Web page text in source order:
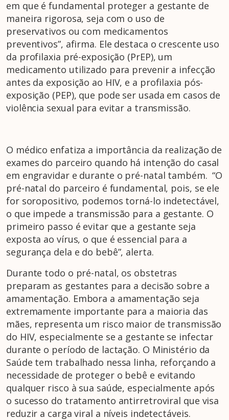
em que é fundamental proteger a gestante de
maneira rigorosa, seja com o uso de
preservativos ou com medicamentos
preventivos”, afirma. Ele destaca o crescente uso
da profilaxia pré-exposição (PrEP), um
medicamento utilizado para prevenir a infecção
antes da exposição ao HIV, e a profilaxia pós-
exposição (PEP), que pode ser usada em casos de
violência sexual para evitar a transmissão.
O médico enfatiza a importância da realização de
exames do parceiro quando há intenção do casal
em engravidar e durante o pré-natal também. “O
pré-natal do parceiro é fundamental, pois, se ele
for soropositivo, podemos torná-lo indetectável,
o que impede a transmissão para a gestante. O
primeiro passo é evitar que a gestante seja
exposta ao vírus, o que é essencial para a
segurança dela e do bebê”, alerta.
Durante todo o pré-natal, os obstetras
preparam as gestantes para a decisão sobre a
amamentação. Embora a amamentação seja
extremamente importante para a maioria das
mães, representa um risco maior de transmissão
do HIV, especialmente se a gestante se infectar
durante o período de lactação. O Ministério da
Saúde tem trabalhado nessa linha, reforçando a
necessidade de proteger o bebê e evitando
qualquer risco à sua saúde, especialmente após
o sucesso do tratamento antirretroviral que visa
reduzir a carga viral a níveis indetectáveis.